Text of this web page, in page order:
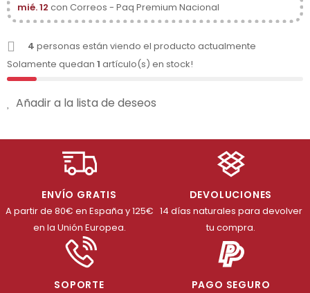
mié. 12 con Correos - Paq Premium Nacional
4 personas están viendo el producto actualmente
Solamente quedan 1 artículo(s) en stock!
Añadir a la lista de deseos
ENVÍO GRATIS
A partir de 80€ en España y 125€
en la Unión Europea.
DEVOLUCIONES
14 días naturales para devolver
tu compra.
SOPORTE PAGO SEGURO